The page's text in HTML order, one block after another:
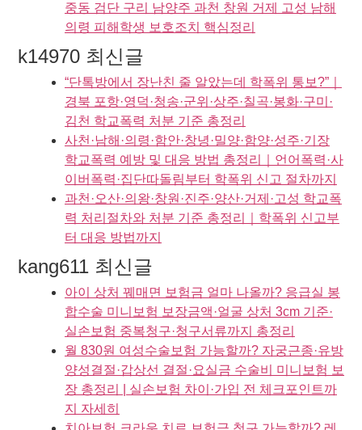
중동 검단 구리 남양주 과천 창원 거제 고성 남해
의령 피해학생 보호조치 핵심정리
k14970 최신글
“단톡방에서 장난친 줄 알았는데 학폭위 통보?”｜
경북 포항·영덕·청송·군위·상주·칠곡·봉화·구미·
김천 학교폭력 처분 기준 총정리
사천·남해·의령·함안·창녕·밀양·함양·성주·기장
학교폭력 예방 및 대응 방법 총정리｜언어폭력·사
이버폭력·집단따돌림부터 학폭위 신고 절차까지
과천·오산·의왕·창원·진주·양산·거제·고성 학교폭
력 처리절차와 처분 기준 총정리｜학폭위 신고부
터 대응 방법까지
kang611 최신글
아이 상처 꿰매면 보험금 얼마 나올까? 응급실 봉
합수술 미니보험 보장금액·얼굴 상처 3cm 기준·
실손보험 중복청구·청구서류까지 총정리
월 830원 여성수술보험 가능할까? 자궁근종·유방
양성결절·갑상선 결절·요실금 수술비 미니보험 보
장 총정리 | 실손보험 차이·가입 전 체크포인트까
지 자세히